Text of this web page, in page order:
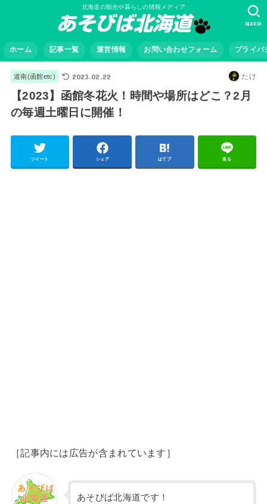
北海道の観光や暮らしの情報メディア
ホーム 記事一覧 運営情報 お問い合わせフォーム プライバ
SEARCH
道南(函館etc) 2023.02.22 たけ
【2023】函館冬花火！時間や場所はどこ？2月
の毎週土曜日に開催！
ツイート シェア はてブ 送る
［記事内には広告が含まれています］
あそびば北海道です！